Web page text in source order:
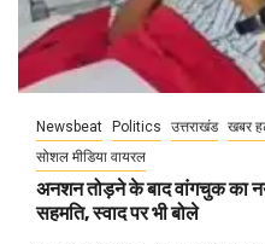
Newsbeat Politics उत्तराखंड खबर
सोशल मीडिया वायरल
अनशन तोड़ने के बाद वांगचुक का
सहमति, स्वाद पर भी बोले